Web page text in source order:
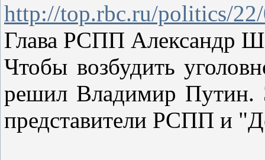
http://top.rbc.ru/politics/
Глава РСПП Александр
Чтобы возбудить
решил Владимир Путин.
представители РСПП и